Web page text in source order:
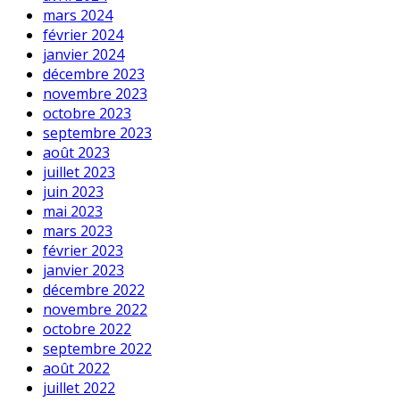
mars 2024
février 2024
janvier 2024
décembre 2023
novembre 2023
octobre 2023
septembre 2023
août 2023
juillet 2023
juin 2023
mai 2023
mars 2023
février 2023
janvier 2023
décembre 2022
novembre 2022
octobre 2022
septembre 2022
août 2022
juillet 2022